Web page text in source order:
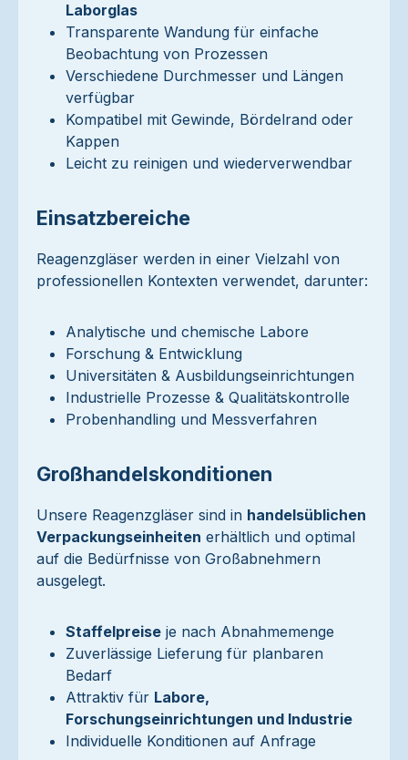
Laborglas
Transparente Wandung für einfache
Beobachtung von Prozessen
Verschiedene Durchmesser und Längen
verfügbar
Kompatibel mit Gewinde, Bördelrand oder
Kappen
Leicht zu reinigen und wiederverwendbar
Einsatzbereiche
Reagenzgläser werden in einer Vielzahl von
professionellen Kontexten verwendet, darunter:
Analytische und chemische Labore
Forschung & Entwicklung
Universitäten & Ausbildungseinrichtungen
Industrielle Prozesse & Qualitätskontrolle
Probenhandling und Messverfahren
Großhandelskonditionen
Unsere Reagenzgläser sind in handelsüblichen
Verpackungseinheiten erhältlich und optimal
auf die Bedürfnisse von Großabnehmern
ausgelegt.
Staffelpreise je nach Abnahmemenge
Zuverlässige Lieferung für planbaren
Bedarf
Attraktiv für Labore,
Forschungseinrichtungen und Industrie
Individuelle Konditionen auf Anfrage